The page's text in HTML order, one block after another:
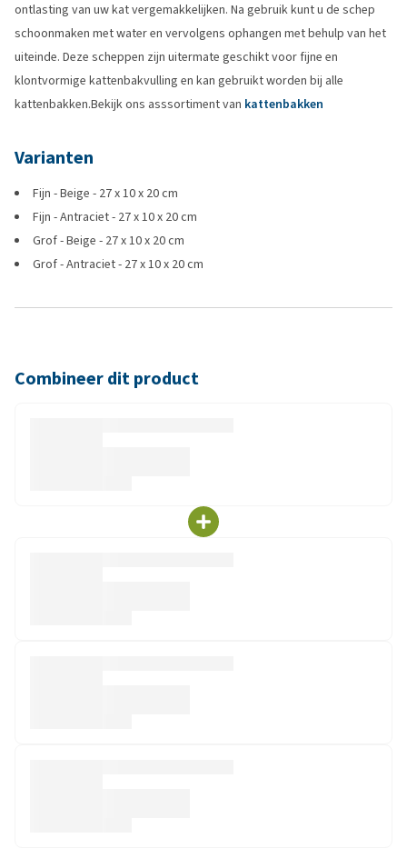
ontlasting van uw kat vergemakkelijken. Na gebruik kunt u de schep
schoonmaken met water en vervolgens ophangen met behulp van het
uiteinde. Deze scheppen zijn uitermate geschikt voor fijne en
klontvormige kattenbakvulling en kan gebruikt worden bij alle
kattenbakken.Bekijk ons asssortiment van kattenbakken
Varianten
Fijn - Beige - 27 x 10 x 20 cm
Fijn - Antraciet - 27 x 10 x 20 cm
Grof - Beige - 27 x 10 x 20 cm
Grof - Antraciet - 27 x 10 x 20 cm
Combineer dit product